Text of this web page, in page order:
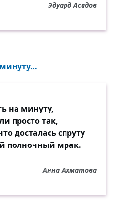
вокруг,
на костыли,
(уж вы поверьте),
всех вдали, —
даже смерти!
уж больше нет,
ваших бед?
Эдуард Асадов
на минуту,
просто так,
досталась спруту
полночный мрак.
Анна Ахматова